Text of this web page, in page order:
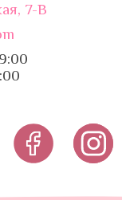
7-В